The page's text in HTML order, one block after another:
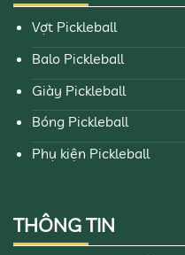
Vợt Pickleball
Balo Pickleball
Giày Pickleball
Bóng Pickleball
Phụ kiện Pickleball
THÔNG TIN